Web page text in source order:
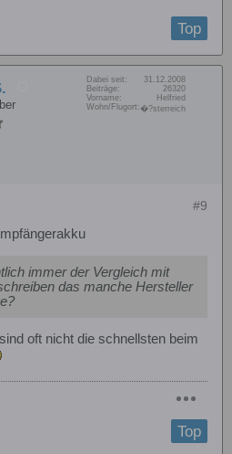
Top
Dabei seit:
31.12.2008
Beiträge:
26320
Vorname:
Helfried
Wohn/Flugort: �?sterreich
#9
immer der Vergleich mit
das manche Hersteller
oft nicht die schnellsten beim
Top